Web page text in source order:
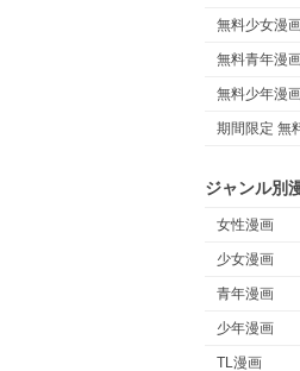
無料少女漫
無料青年漫
無料少年漫
期間限定 無
ジャンル別
女性漫画
少女漫画
青年漫画
少年漫画
TL漫画